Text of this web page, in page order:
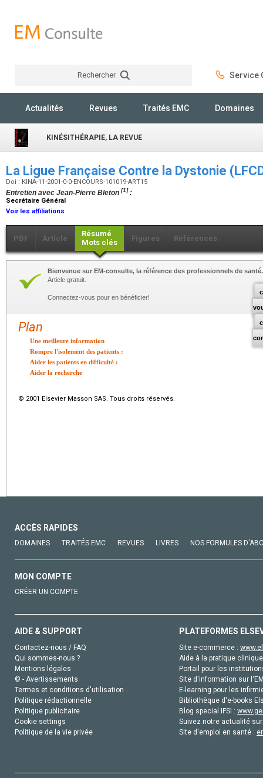
Rechercher Service
Actualités Revues Traités EMC Domaines
KINÉSITHÉRAPIE, LA REVUE
La Ligue Française Contre la Dystonie
Doi : KINA-11-2001-0-0-ENCOURS-101019-ART15
Entretien avec Jean-Pierre Bleton [1] :
Secrétaire Général
Voir les affiliations
PDF Article
Résumé
Mots clés
Figures Références
Bienvenue sur EM-consulte, la référence des professionnels de santé.
Article gratuit.
Connectez-vous pour en bénéficier!
Plan
Une meilleure information
Rompre l'isolement des patients :
Aider les patients en difficulté :
Aider la recherche
© 2001 Elsevier Masson SAS. Tous droits réservés.
ACCÈS RAPIDES
DOMAINES TRAITÉS EMC REVUES LIVRES NOS FORMULES
MON COMPTE
CRÉER UN COMPTE
AIDE & SUPPORT
Contactez-nous / FAQ
Qui sommes-nous ?
Mentions légales
© - Avertissements
Termes et conditions d'utilisation
Politique rédactionnelle
Politique publicitaire
Cookie settings
Politique de la vie privée
PLATEFORMES
Site e-commerce :
Aide à la pratique
Portail pour les
Site d'information sur
E-learning pour les
Bibliothèque d'e-books
Blog special IFSI :
Suivez notre actualité
Site d'emploi en santé :